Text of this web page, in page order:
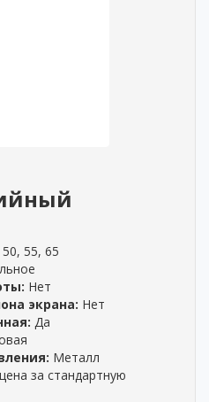
55, 65
Нет
экрана: Нет
Да
Металл
за стандартную